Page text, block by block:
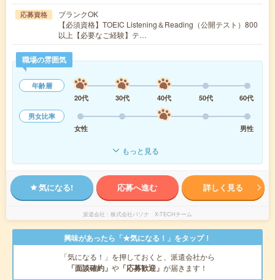
応募資格
ブランクOK
【必須資格】TOEIC Listening＆Reading（公開テスト）800
以上【必要なご経験】テ…
職場の雰囲気
年齢層
20代
30代 40代 50代
60代
男女比率
女性
男性
もっと見る
気になる! 応募へ進む 詳しく見る
派遣会社 株式会社パソナ X-TECHチーム
興味があったら「★気になる！」をタップ！
「気になる！」を押しておくと、派遣会社から
「面談確約」 や 「応募歓迎」 が届きます！